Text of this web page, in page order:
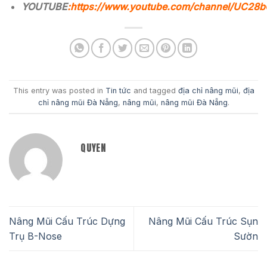
YOUTUBE:https://www.youtube.com/channel/
This entry was posted in Tin tức and tagged địa chỉ nâng mũi, địa
chỉ nâng mũi Đà Nẵng, nâng mũi, nâng mũi Đà Nẵng.
QUYEN
Nâng Mũi Cấu Trúc Dựng
Trụ B-Nose
Nâng Mũi Cấu Trúc Sụn
Sườn